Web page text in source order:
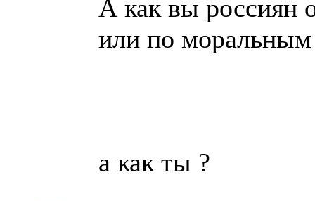
А как вы россиян
или по моральным
а как ты ?